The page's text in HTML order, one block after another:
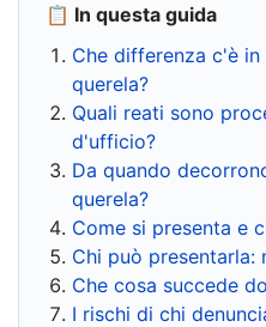
📋 In questa guida
Che differenza c'è
querela?
Quali reati sono
d'ufficio?
Da quando
querela?
Come si presenta e
Chi può presentarla:
Che cosa succede
I rischi di chi